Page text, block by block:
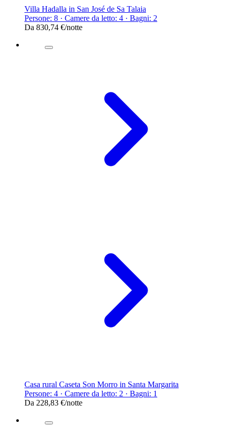
Villa Hadalla in San José de Sa Talaia
Persone: 8 · Camere da letto: 4 · Bagni: 2
Da 830,74 €/notte
Casa rural Caseta Son Morro in Santa Margarita
Persone: 4 · Camere da letto: 2 · Bagni: 1
Da 228,83 €/notte